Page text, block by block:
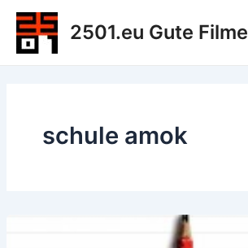
Zum
Inhalt
springen
2501.eu Gute Filme
schule amok